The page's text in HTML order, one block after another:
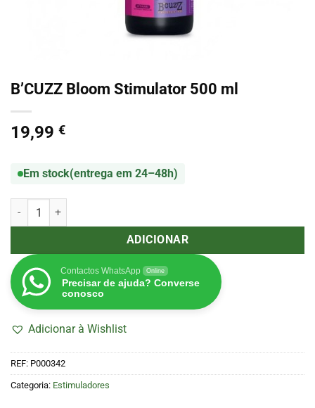
B’CUZZ Bloom Stimulator 500 ml
19,99 €
Em stock(entrega em 24–48h)
Quantidade de B’CUZZ Bloom Stimulator 500 ml
ADICIONAR
Contactos WhatsApp Online
Precisar de ajuda? Converse
conosco
Adicionar à Wishlist
REF: P000342
Categoria: Estimuladores